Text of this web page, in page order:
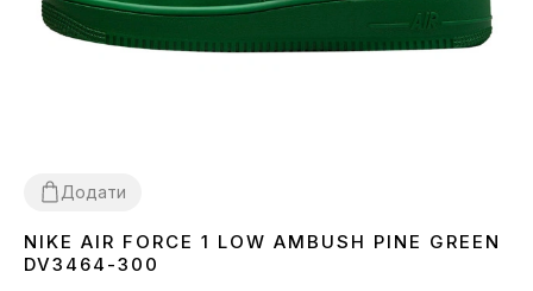
Додати
3739 40 41 42434445
NIKE AIR FORCE 1 LOW AMBUSH PINE GREEN
DV3464-300